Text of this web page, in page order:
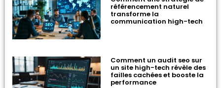
référencement naturel
transforme la
communication high-tech
Comment un audit seo sur
un site high-tech révèle des
failles cachées et booste la
performance